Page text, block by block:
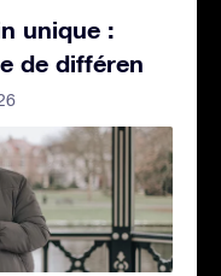
unique :
de différen